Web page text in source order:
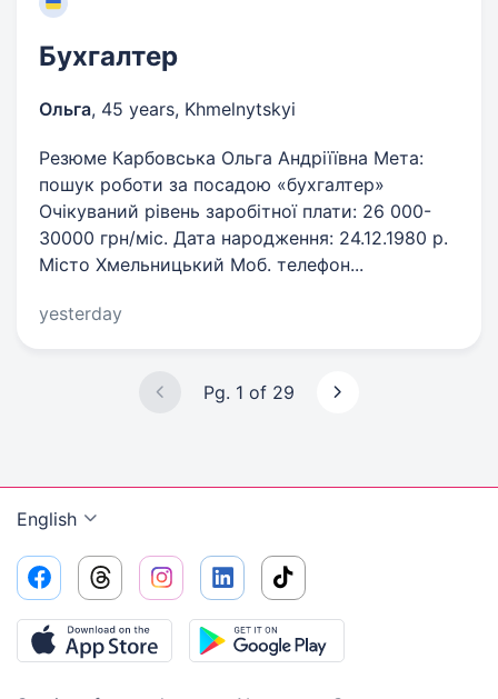
Бухгалтер
Ольга, 45 years, Khmelnytskyi
Резюме Карбовська Ольга Андріїївна Мета:
пошук роботи за посадою «бухгалтер»
Очікуваний рівень заробітної плати: 26 000-
30000 грн/мiс. Дата народження: 24.12.1980 р.
Місто Хмельницький Моб. телефон...
yesterday
Pg. 1 of 29
English